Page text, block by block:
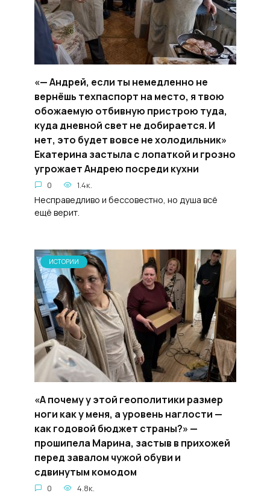
«— Андрей, если ты немедленно не
вернёшь техпаспорт на место, я твою
обожаемую отбивную пристрою туда,
куда дневной свет не добирается. И
нет, это будет вовсе не холодильник»
Екатерина застыла с лопаткой и грозно
угрожает Андрею посреди кухни
0 1.4к.
Несправедливо и бессовестно, но душа всё
ещё верит.
ИСТОРИИ
«А почему у этой геополитики размер
ноги как у меня, а уровень наглости —
как годовой бюджет страны?» —
прошипела Марина, застыв в прихожей
перед завалом чужой обуви и
сдвинутым комодом
0 4.8к.